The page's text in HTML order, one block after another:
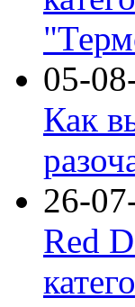
05-
Как
26-
Red